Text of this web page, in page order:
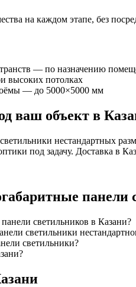
на каждом этапе, без
— по назначению
высоких потолках
— до 5000×5000 мм
ваш объект в
светильники нестандартных
под задачу. Доставка в
панели
светильников в Казани?
светильники
светильники?